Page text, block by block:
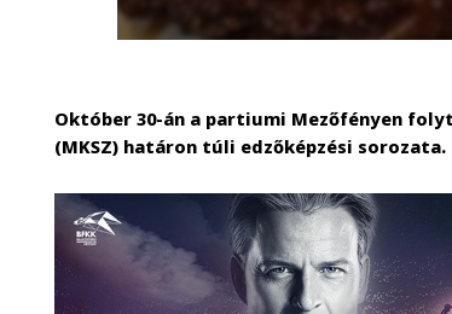
Október 30-án a partiumi Mezőfényen
(MKSZ) határon túli edzőképzési sorozata.